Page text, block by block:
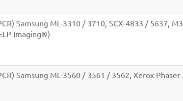
Samsung ML-3310 / 3710, SCX-4833 / 5637,
Imaging®)
Samsung ML-3560 / 3561 / 3562, Xerox